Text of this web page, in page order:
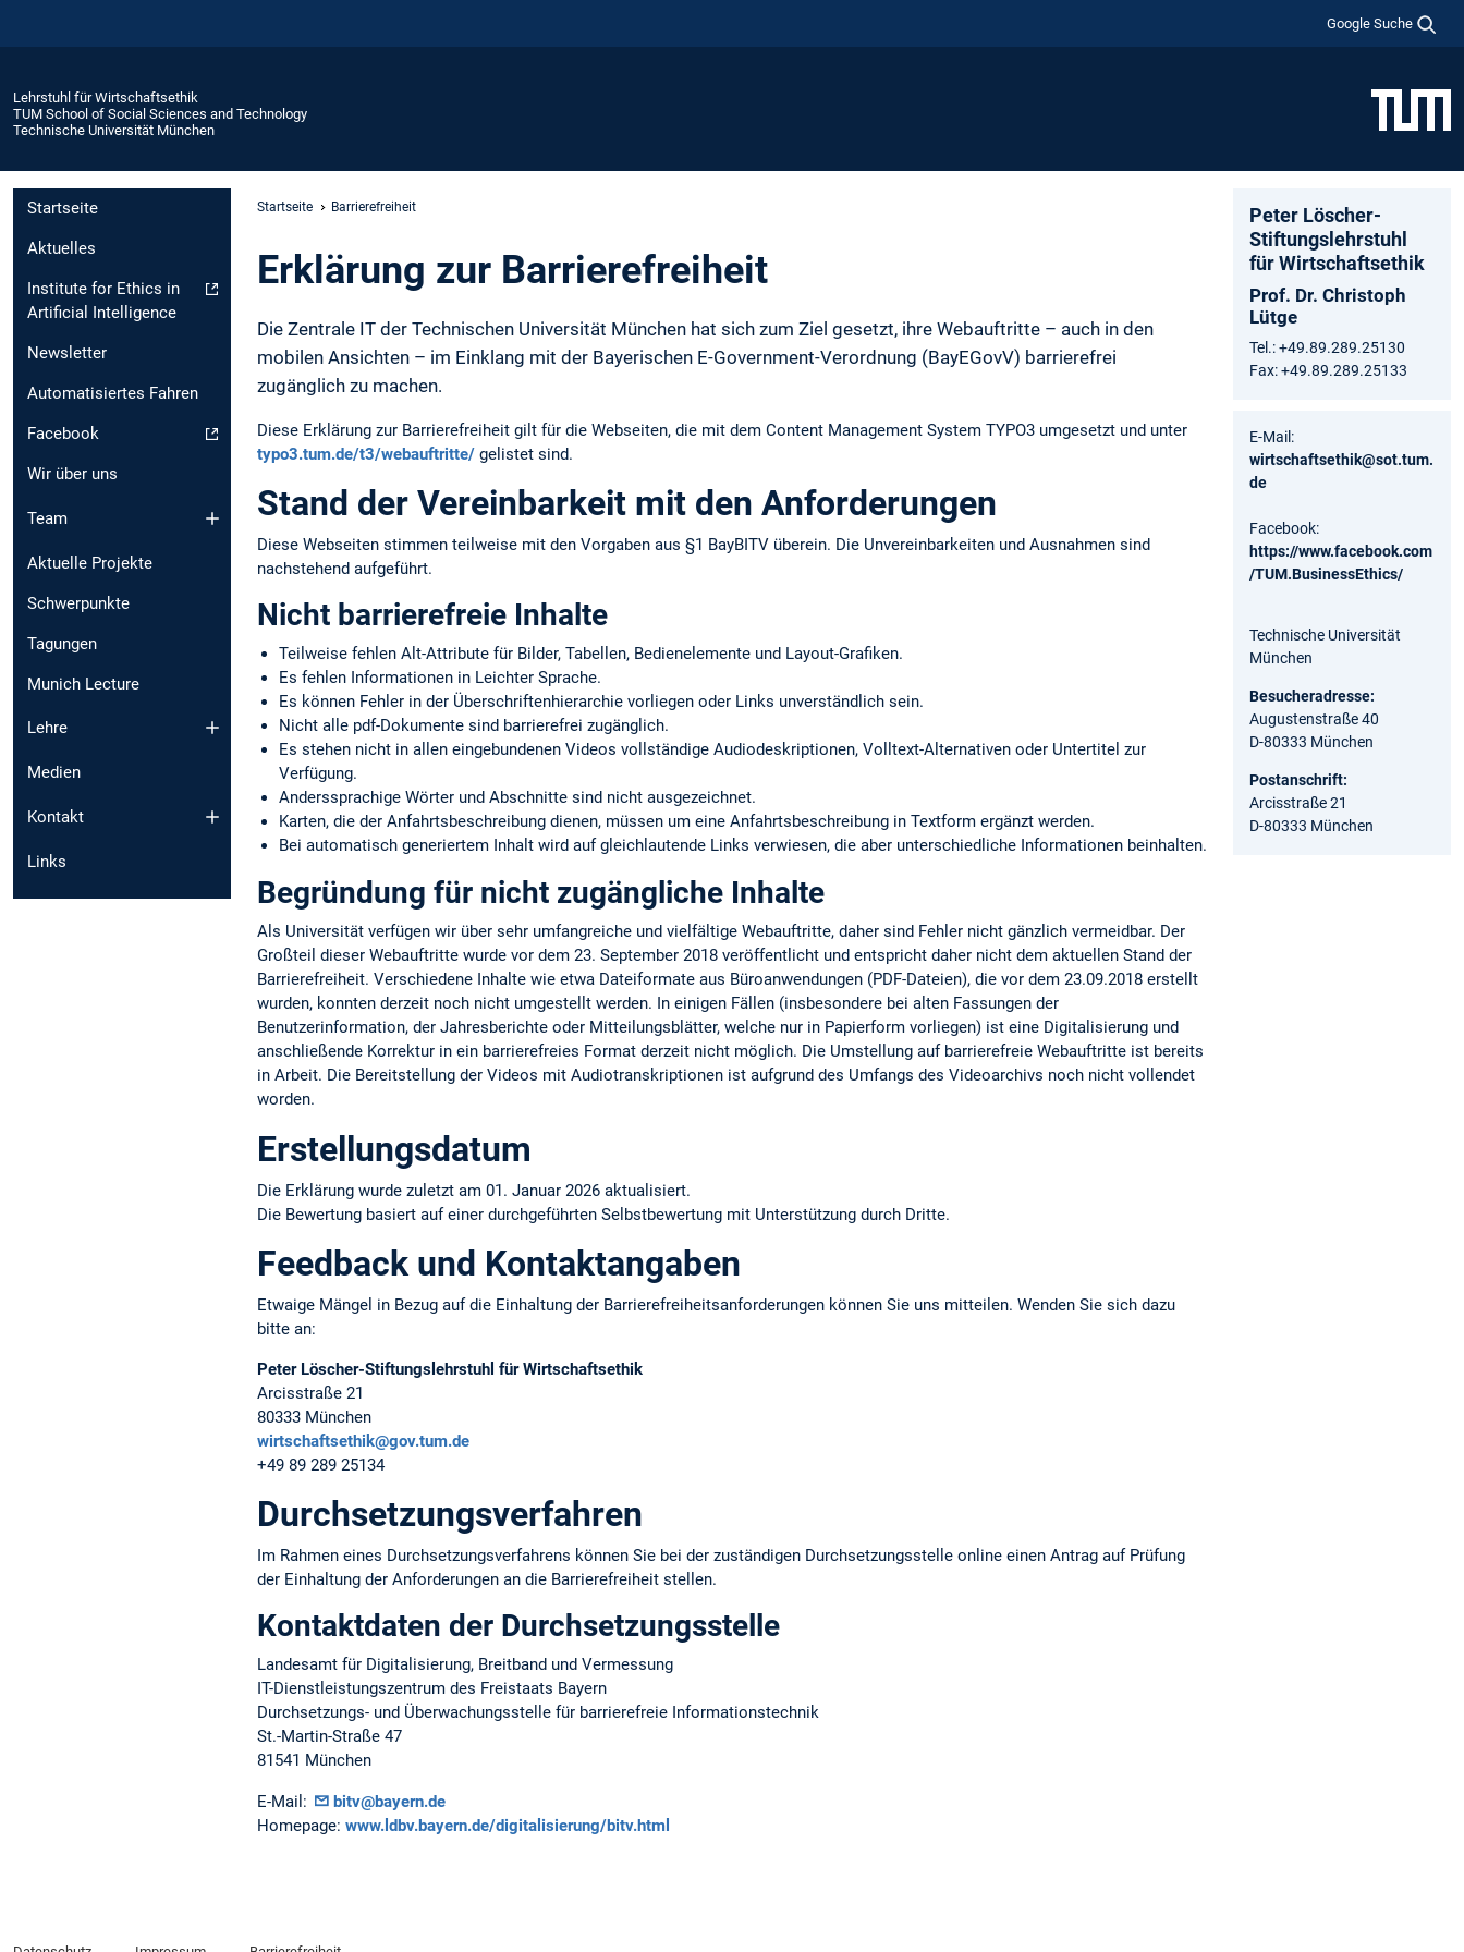
Google Suche
Lehrstuhl für Wirtschaftsethik
TUM School of Social Sciences and Technology
Technische Universität München
Startseite
Aktuelles
Institute for Ethics in
Artificial Intelligence
Newsletter
Automatisiertes Fahren
Facebook
Wir über uns
Team
Aktuelle Projekte
Schwerpunkte
Tagungen
Munich Lecture
Lehre
Medien
Kontakt
Links
Startseite Barrierefreiheit
Erklärung zur Barrierefreiheit
Die Zentrale IT der Technischen Universität München hat sich zum Ziel gesetzt, ihre Webauftritte – auch in den
mobilen Ansichten – im Einklang mit der Bayerischen E-Government-Verordnung (BayEGovV) barrierefrei
zugänglich zu machen.
Diese Erklärung zur Barrierefreiheit gilt für die Webseiten, die mit dem Content Management System TYPO3 umgesetzt und unter
typo3.tum.de/t3/webauftritte/ gelistet sind.
Stand der Vereinbarkeit mit den Anforderungen
Diese Webseiten stimmen teilweise mit den Vorgaben aus §1 BayBITV überein. Die Unvereinbarkeiten und Ausnahmen sind
nachstehend aufgeführt.
Nicht barrierefreie Inhalte
Teilweise fehlen Alt-Attribute für Bilder, Tabellen, Bedienelemente und Layout-Grafiken.
Es fehlen Informationen in Leichter Sprache.
Es können Fehler in der Überschriftenhierarchie vorliegen oder Links unverständlich sein.
Nicht alle pdf-Dokumente sind barrierefrei zugänglich.
Es stehen nicht in allen eingebundenen Videos vollständige Audiodeskriptionen, Volltext-Alternativen oder Untertitel zur
Verfügung.
Anderssprachige Wörter und Abschnitte sind nicht ausgezeichnet.
Karten, die der Anfahrtsbeschreibung dienen, müssen um eine Anfahrtsbeschreibung in Textform ergänzt werden.
Bei automatisch generiertem Inhalt wird auf gleichlautende Links verwiesen, die aber unterschiedliche Informationen beinhalten.
Begründung für nicht zugängliche Inhalte
Als Universität verfügen wir über sehr umfangreiche und vielfältige Webauftritte, daher sind Fehler nicht gänzlich vermeidbar. Der
Großteil dieser Webauftritte wurde vor dem 23. September 2018 veröffentlicht und entspricht daher nicht dem aktuellen Stand der
Barrierefreiheit. Verschiedene Inhalte wie etwa Dateiformate aus Büroanwendungen (PDF-Dateien), die vor dem 23.09.2018 erstellt
wurden, konnten derzeit noch nicht umgestellt werden. In einigen Fällen (insbesondere bei alten Fassungen der
Benutzerinformation, der Jahresberichte oder Mitteilungsblätter, welche nur in Papierform vorliegen) ist eine Digitalisierung und
anschließende Korrektur in ein barrierefreies Format derzeit nicht möglich. Die Umstellung auf barrierefreie Webauftritte ist bereits
in Arbeit. Die Bereitstellung der Videos mit Audiotranskriptionen ist aufgrund des Umfangs des Videoarchivs noch nicht vollendet
worden.
Erstellungsdatum
Die Erklärung wurde zuletzt am 01. Januar 2026 aktualisiert.
Die Bewertung basiert auf einer durchgeführten Selbstbewertung mit Unterstützung durch Dritte.
Feedback und Kontaktangaben
Etwaige Mängel in Bezug auf die Einhaltung der Barrierefreiheitsanforderungen können Sie uns mitteilen. Wenden Sie sich dazu
bitte an:
Peter Löscher-Stiftungslehrstuhl für Wirtschaftsethik
Arcisstraße 21
80333 München
wirtschaftsethik@gov.tum.de
+49 89 289 25134
Durchsetzungsverfahren
Im Rahmen eines Durchsetzungsverfahrens können Sie bei der zuständigen Durchsetzungsstelle online einen Antrag auf Prüfung
der Einhaltung der Anforderungen an die Barrierefreiheit stellen.
Kontaktdaten der Durchsetzungsstelle
Landesamt für Digitalisierung, Breitband und Vermessung
IT-Dienstleistungszentrum des Freistaats Bayern
Durchsetzungs- und Überwachungsstelle für barrierefreie Informationstechnik
St.-Martin-Straße 47
81541 München
E-Mail:
bitv@bayern.de
Homepage: www.ldbv.bayern.de/digitalisierung/bitv.html
Peter Löscher-
Stiftungslehrstuhl
für Wirtschaftsethik
Prof. Dr. Christoph
Lütge
Tel.: +49.89.289.25130
Fax: +49.89.289.25133
E-Mail:
wirtschaftsethik@sot.tum.
de
Facebook:
https://www.facebook.com
/TUM.BusinessEthics/
Technische Universität
München
Besucheradresse:
Augustenstraße 40
D-80333 München
Postanschrift:
Arcisstraße 21
D-80333 München